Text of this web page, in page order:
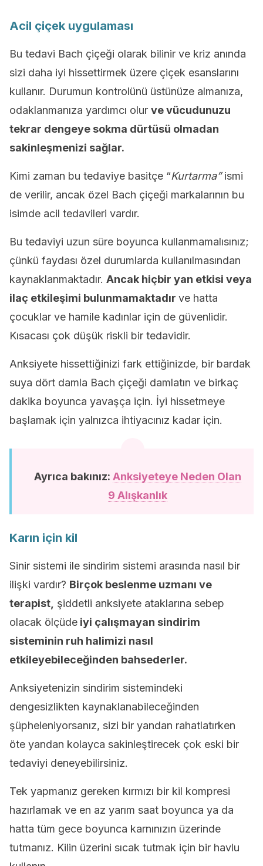
Acil çiçek uygulaması
Bu tedavi Bach çiçeği olarak bilinir ve kriz anında
sizi daha iyi hissettirmek üzere çiçek esanslarını
kullanır. Durumun kontrolünü üstünüze almanıza,
odaklanmanıza yardımcı olur ve vücudunuzu
tekrar dengeye sokma dürtüsü olmadan
sakinleşmenizi sağlar.
Kimi zaman bu tedaviye basitçe “Kurtarma”ismi
de verilir, ancak özel Bach çiçeği markalarının bu
isimde acil tedavileri vardır.
Bu tedaviyi uzun süre boyunca kullanmamalısınız;
çünkü faydası özel durumlarda kullanılmasından
kaynaklanmaktadır. Ancak hiçbir yan etkisi veya
ilaç etkileşimi bulunmamaktadır ve hatta
çocuklar ve hamile kadınlar için de güvenlidir.
Kısacası çok düşük riskli bir tedavidir.
Anksiyete hissettiğinizi fark ettiğinizde, bir bardak
suya dört damla Bach çiçeği damlatın ve birkaç
dakika boyunca yavaşça için. İyi hissetmeye
başlamak için yalnızca ihtiyacınız kadar için.
Ayrıca bakınız: Anksiyeteye Neden Olan
9 Alışkanlık
Karın için kil
Sinir sistemi ile sindirim sistemi arasında nasıl bir
ilişki vardır? Birçok beslenme uzmanı ve
terapist, şiddetli anksiyete ataklarına sebep
olacak ölçüde iyi çalışmayan sindirim
sisteminin ruh halimizi nasıl
etkileyebileceğinden bahsederler.
Anksiyetenizin sindirim sistemindeki
dengesizlikten kaynaklanabileceğinden
şüpheleniyorsanız, sizi bir yandan rahatlatırken
öte yandan kolayca sakinleştirecek çok eski bir
tedaviyi deneyebilirsiniz.
Tek yapmanız gereken kırmızı bir kil kompresi
hazırlamak ve en az yarım saat boyunca ya da
hatta tüm gece boyunca karnınızın üzerinde
tutmanız. Kilin üzerini sıcak tutmak için bir havlu